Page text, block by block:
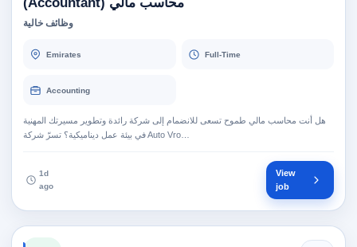
وظائف خالية
Emirates Full-Time
Accounting
هل أنت محاسب مالي طموح تسعى للانضمام إلى شركة رائدة وتطوير مسيرتك المهنية
في بيئة عمل ديناميكية؟ تسرّ شركة Auto Vro…
1d
ago
View
job